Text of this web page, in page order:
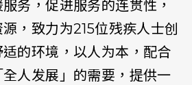
务，促进服务的连贯性，
，致力为215位残疾人士创
的环境，以人为本，配合
人发展」的需要，提供一